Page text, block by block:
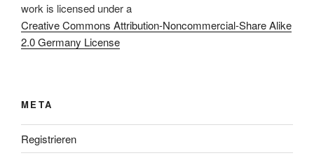
work is licensed under a
Creative Commons Attribution-Noncommercial-Share Alike
2.0 Germany License
META
Registrieren